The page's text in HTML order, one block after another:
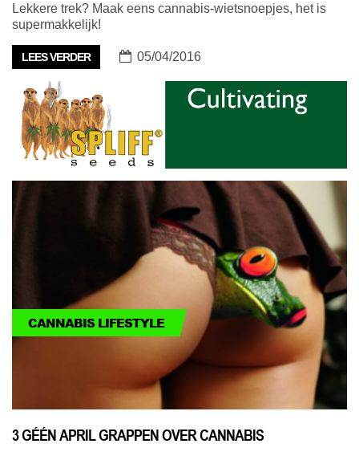
Lekkere trek? Maak eens cannabis-wietsnoepjes, het is
supermakkelijk!
LEES VERDER 05/04/2016
CANNABIS LIFESTYLE
3 GÉÉN APRIL GRAPPEN OVER CANNABIS